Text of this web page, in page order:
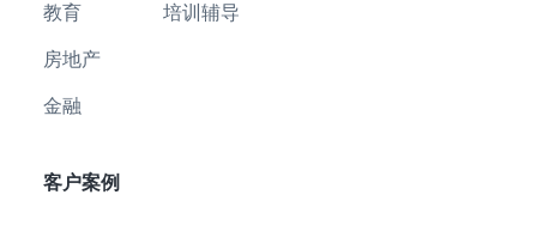
教育
房地产
金融
培训辅导
客户案例